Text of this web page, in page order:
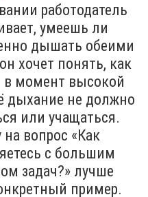
работодатель
умеешь ли
дышать обеими
хочет понять, как
момент высокой
дыхание не должно
или учащаться.
вопрос «Как
с большим
задач?» лучше
пример.